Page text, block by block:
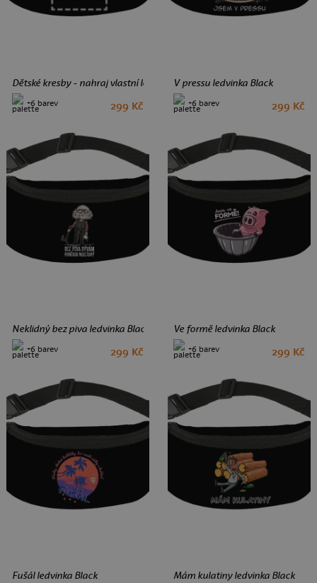
Dětské kresby - nahraj vlastní ledvinka Black
+6 barev 299 Kč
V pressu ledvinka Black
+6 barev 299 Kč
Neklidný bez piva ledvinka Black
+6 barev 299 Kč
Ve formě ledvinka Black
+6 barev 299 Kč
Fušál ledvinka Black Mám kulatiny ledvinka Black